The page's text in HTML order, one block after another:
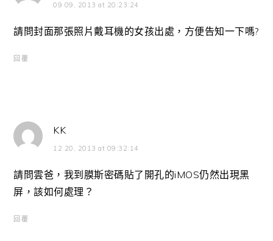
09 09, 2013 at 20:23:24
請問封面那張照片戴耳機的女孩出處，方便告知一下嗎?
回覆
KK
12 20, 2013 at 09:32:14
請問雲爸，我到膜斯密碼貼了開孔的iMOS仍然出現黑
屏，該如何處理？
回覆